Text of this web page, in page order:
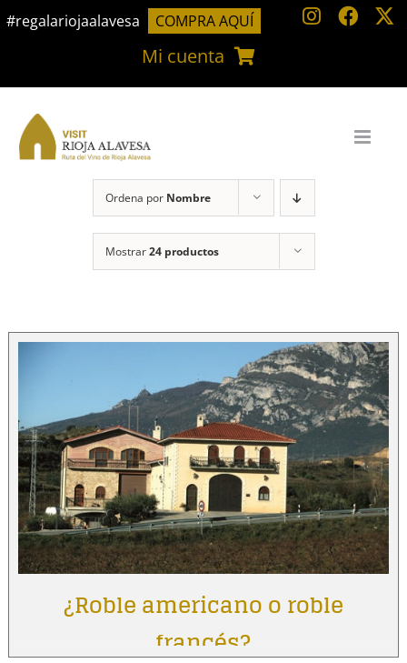
Saltar
#regalariojaalavesa COMPRA AQUÍ
Mi cuenta
Ordena por Nombre
Mostrar24 productos
¿Roble americano o roble
francés?